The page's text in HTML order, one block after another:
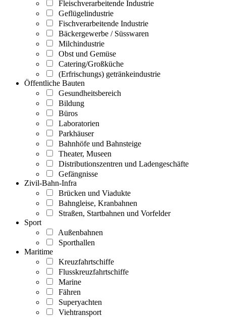
Fleischverarbeitende Industrie
Geflügelindustrie
Fischverarbeitende Industrie
Bäckergewerbe / Süsswaren
Milchindustrie
Obst und Gemüse
Catering/Großküche
(Erfrischungs) getränkeindustrie
Öffentliche Bauten
Gesundheitsbereich
Bildung
Büros
Laboratorien
Parkhäuser
Bahnhöfe und Bahnsteige
Theater, Museen
Distributionszentren und Ladengeschäfte
Gefängnisse
Zivil-Bahn-Infra
Brücken und Viadukte
Bahngleise, Kranbahnen
Straßen, Startbahnen und Vorfelder
Sport
Außenbahnen
Sporthallen
Maritime
Kreuzfahrtschiffe
Flusskreuzfahrtschiffe
Marine
Fähren
Superyachten
Viehtransport